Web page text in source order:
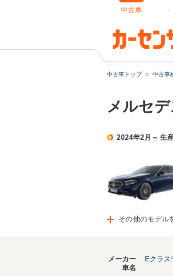
中古車
中古車トップ 中古車
メルセ
2024年2月～ 生
その他のモデル
メーカー
車名
Eクラス